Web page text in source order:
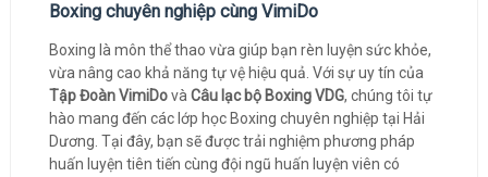
Boxing chuyên nghiệp cùng VimiDo
Boxing là môn thể thao vừa giúp bạn rèn luyện sức khỏe,
vừa nâng cao khả năng tự vệ hiệu quả. Với sự uy tín của
Tập Đoàn VimiDovà Câu lạc bộ Boxing VDG, chúng tôi tự
hào mang đến các lớp học Boxing chuyên nghiệp tại Hải
Dương. Tại đây, bạn sẽ được trải nghiệm phương pháp
huấn luyện tiên tiến cùng đội ngũ huấn luyện viên có